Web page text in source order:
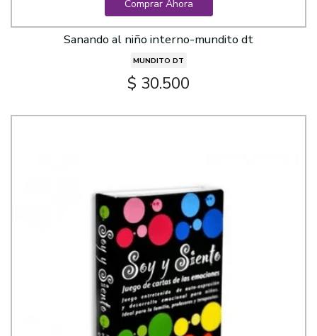
Comprar Ahora
Sanando al niño interno-mundito dt
MUNDITO DT
$ 30.500